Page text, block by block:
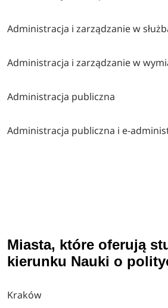
Administracja i zarządzanie w
Administracja publiczna
Administracja publiczna i e-
Miasta, które oferują
kierunku Nauki o
Kraków